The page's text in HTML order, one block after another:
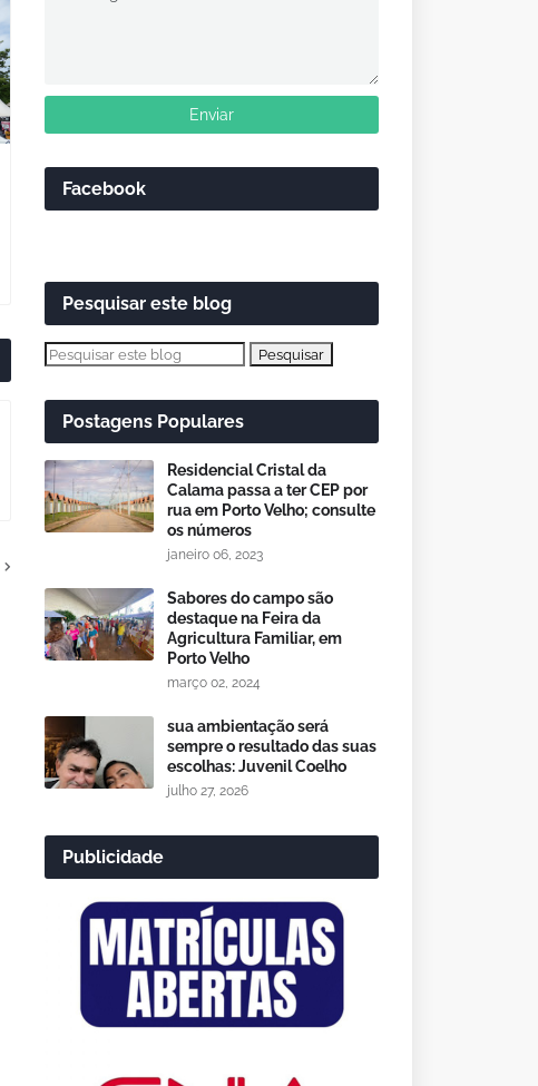
Facebook
Pesquisar este blog
Postagens Populares
Residencial Cristal da
Calama passa a ter CEP por
rua em Porto Velho; consulte
os números
janeiro 06, 2023
Sabores do campo são
destaque na Feira da
Agricultura Familiar, em
Porto Velho
março 02, 2024
sua ambientação será
sempre o resultado das suas
escolhas: Juvenil Coelho
julho 27, 2026
Publicidade